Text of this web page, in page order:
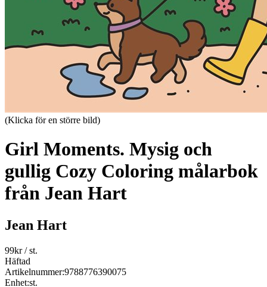
(Klicka för en större bild)
Girl Moments. Mysig och
gullig Cozy Coloring målarbok
från Jean Hart
Jean Hart
99kr/ st.
Häftad
Artikelnummer:9788776390075
Enhet:st.